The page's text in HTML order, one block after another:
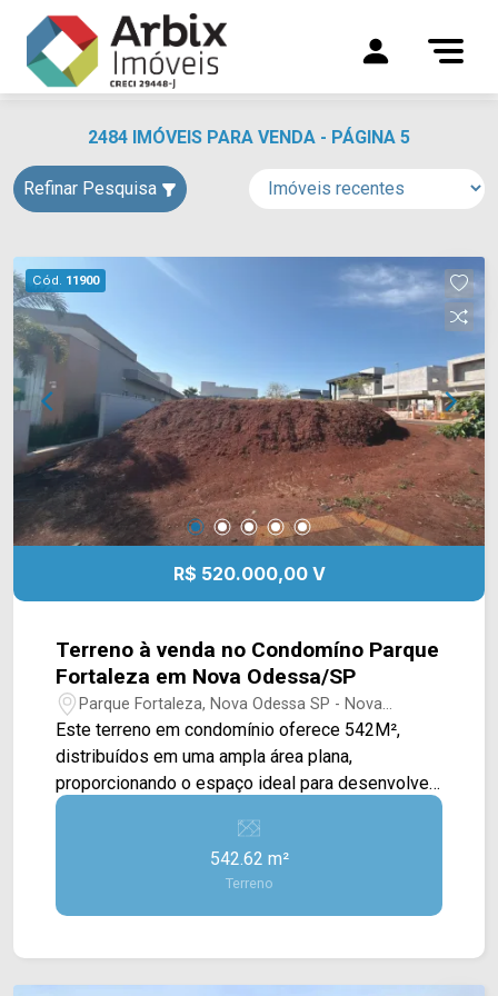
2484 IMÓVEIS PARA VENDA - PÁGINA 5
Refinar Pesquisa
Cód. 11900
R$ 520.000,00 V
Terreno à venda no Condomíno Parque
Fortaleza em Nova Odessa/SP
Parque Fortaleza, Nova Odessa SP - Nova
Odessa/SP
Este terreno em condomínio oferece 542M²,
distribuídos em uma ampla área plana,
proporcionando o espaço ideal para desenvolver
um projeto residencial de alto padrão, com
liberdade para criar ambientes amplos, áreas de
lazer e um projeto totalmente personalizado.
Com excelente topografia, o lote favorece a
execução da obra, otimiza os custos de
542.62 m²
Terreno